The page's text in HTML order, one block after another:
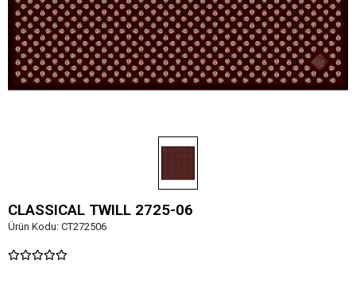
CLASSICAL TWILL 2725-06
Ürün Kodu: CT272506